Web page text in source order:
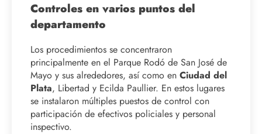
Controles en varios puntos del
departamento
Los procedimientos se concentraron
principalmente en el Parque Rodó de San José de
Mayo y sus alrededores, así como en Ciudad del
Plata, Libertad y Ecilda Paullier. En estos lugares
se instalaron múltiples puestos de control con
participación de efectivos policiales y personal
inspectivo.